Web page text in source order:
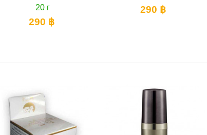
20 г
290 ฿
290 ฿